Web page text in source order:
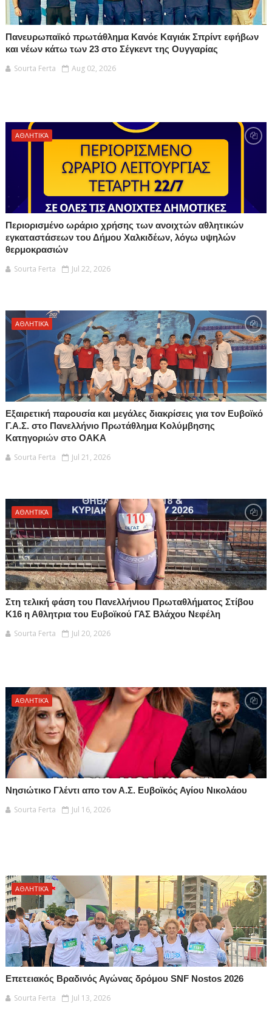
Πανευρωπαϊκό πρωτάθλημα Κανόε Καγιάκ Σπρίντ εφήβων
και νέων κάτω των 23 στο Σέγκεντ της Ουγγαρίας
Sourta Ferta
Aug 02, 2026
ΑΘΛΗΤΙΚΆ
Περιορισμένο ωράριο χρήσης των ανοιχτών αθλητικών
εγκαταστάσεων του Δήμου Χαλκιδέων, λόγω υψηλών
θερμοκρασιών
Sourta Ferta
Jul 22, 2026
ΑΘΛΗΤΙΚΆ
Εξαιρετική παρουσία και μεγάλες διακρίσεις για τον Ευβοϊκό
Γ.Α.Σ. στο Πανελλήνιο Πρωτάθλημα Κολύμβησης
Κατηγοριών στο ΟΑΚΑ
Sourta Ferta
Jul 21, 2026
ΑΘΛΗΤΙΚΆ
Στη τελική φάση του Πανελλήνιου Πρωταθλήματος Στίβου
Κ16 η Αθλητρια του Ευβοϊκού ΓΑΣ Βλάχου Νεφέλη
Sourta Ferta
Jul 20, 2026
ΑΘΛΗΤΙΚΆ
Νησιώτικο Γλέντι απο τον Α.Σ. Ευβοϊκός Αγίου Νικολάου
Sourta Ferta
Jul 16, 2026
ΑΘΛΗΤΙΚΆ
Επετειακός Βραδινός Αγώνας δρόμου SNF Nostos 2026
Sourta Ferta
Jul 13, 2026